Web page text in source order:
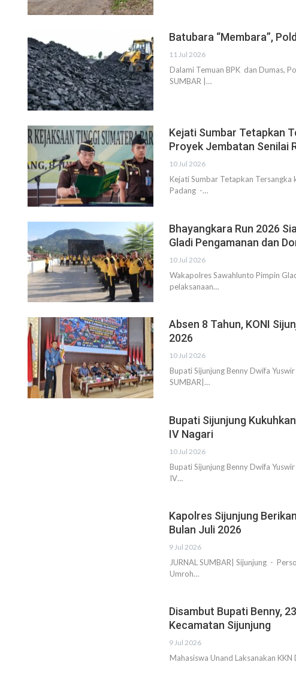
Batubara “Membara”,
11 Jul 2026
Dalami Temuan BPK dan Dumas,
SUMBAR |…
Kejati Sumbar Tetapkan
Proyek Jembatan Senilai
10 Jul 2026
Kejati Sumbar Tetapkan Tersangka
Padang -…
Bhayangkara Run 2026
Gladi Pengamanan dan
10 Jul 2026
Wakapolres Sawahlunto Pimpin
pelaksanaan…
Absen 8 Tahun, KONI
2026
10 Jul 2026
Bupati Sijunjung Benny Dwifa
SUMBAR|…
Bupati Sijunjung
IV Nagari
10 Jul 2026
Bupati Sijunjung Benny Dwifa
IV…
Kapolres Sijunjung
Bulan Juli 2026
9 Jul 2026
JURNAL SUMBAR| Sijunjung -
Umroh…
Disambut Bupati Benny,
Kecamatan Sijunjung
9 Jul 2026
Mahasiswa Unand Laksanakan